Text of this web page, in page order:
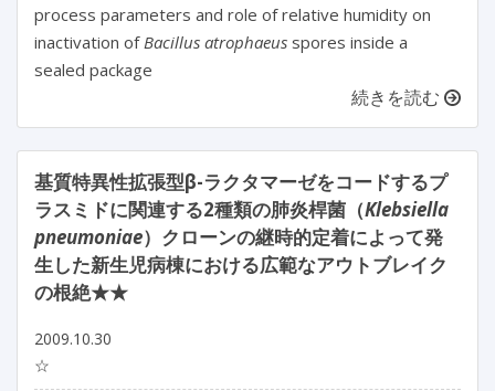
process parameters and role of relative humidity on
inactivation ofBacillus atrophaeus spores inside a
sealed package
続きを読む
基質特異性拡張型β-ラクタマーゼをコードするプ
ラスミドに関連する2種類の肺炎桿菌（Klebsiella
pneumoniae）クローンの継時的定着によって発
生した新生児病棟における広範なアウトブレイク
の根絶★★
2009.10.30
☆